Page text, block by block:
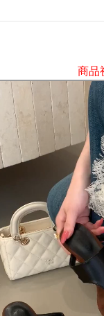
商品